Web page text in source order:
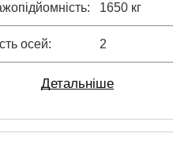
1650 кг
осей 2
Детальніше